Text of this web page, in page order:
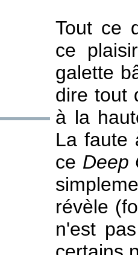
Tout ce
ce
galette
dire tout
à la
La faute
ce Deep
révèle
n'est